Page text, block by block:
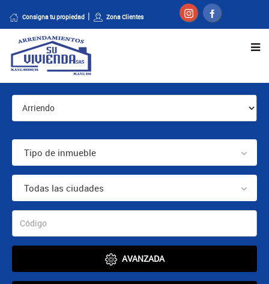
Consigna tu propiedad Zona Clientes
Tipo de inmueble
Todas las ciudades
AVANZADA